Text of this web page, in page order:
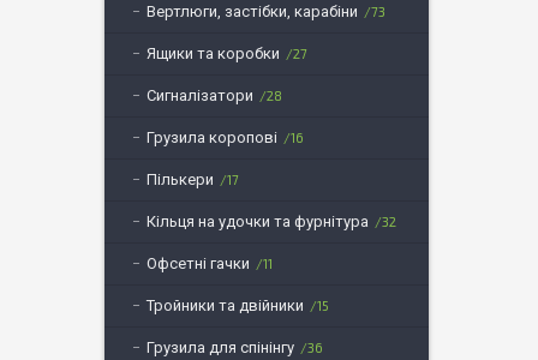
Вертлюги, застібки, карабіни 73
Ящики та коробки 27
Сигналізатори 28
Грузила коропові 16
Пількери 17
Кільця на удочки та фурнітура 32
Офсетні гачки 11
Тройники та двійники 15
Грузила для спінінгу 36